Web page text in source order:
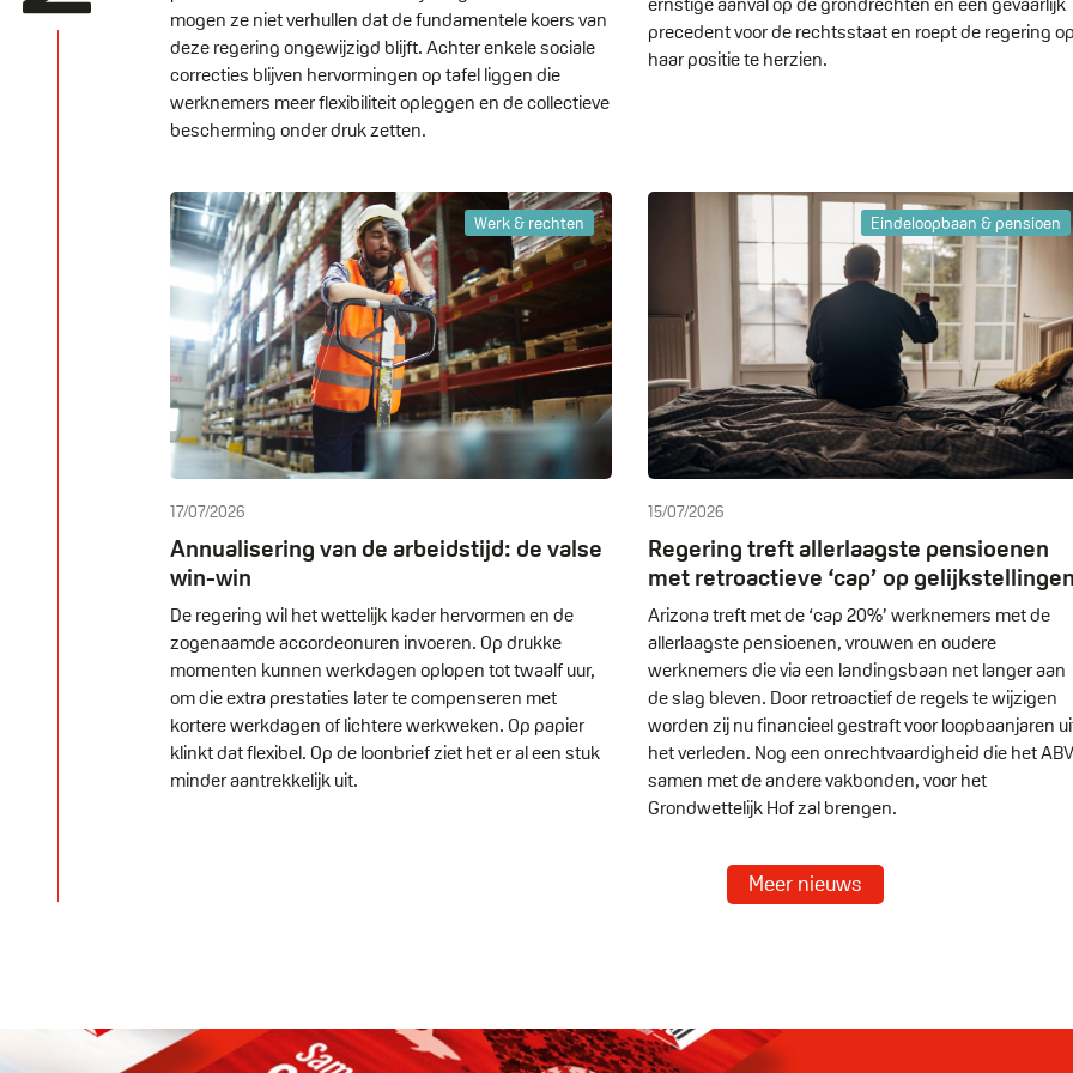
mogen ze niet verhullen dat de fundamentele koers van
deze regering ongewijzigd blijft. Achter enkele sociale
correcties blijven hervormingen op tafel liggen die
werknemers meer flexibiliteit opleggen en de collectieve
bescherming onder druk zetten.
17/07/2026
Werk & rechten
Annualisering van de arbeidstijd: de valse
win-win
De regering wil het wettelijk kader hervormen en de
zogenaamde accordeonuren invoeren. Op drukke
momenten kunnen werkdagen oplopen tot twaalf uur,
om die extra prestaties later te compenseren met
kortere werkdagen of lichtere werkweken. Op papier
klinkt dat flexibel. Op de loonbrief ziet het er al een stuk
minder aantrekkelijk uit.
15/07/2026
Eindeloopbaan & pensioen
Regering treft allerlaagste pensioenen
met retroactieve ‘cap’ op
Arizona treft met de ‘cap 20%’ werknemers met de
allerlaagste pensioenen, vrouwen en oudere
werknemers die via een landingsbaan net langer aan
de slag bleven. Door retroactief de regels te wijzigen
worden zij nu financieel gestraft voor loopbaanjaren
het verleden. Nog een onrechtvaardigheid die het
samen met de andere vakbonden, voor het
Grondwettelijk Hof zal brengen.
precedent voor de rechtsstaat en roept de regering
haar positie te herzien.
Meer nieuws
https://denieuwewerker.be/